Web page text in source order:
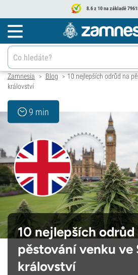
8.6 z 10 na základě
Zamnesia > Blog > 10 nejlepších odrůd na
království
9 min
10 nejlepších odrůd
pěstování venku ve
království